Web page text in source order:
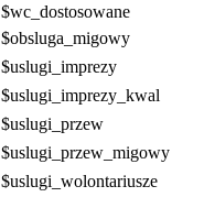
$wc_dostosowane
$obsluga_migowy
$uslugi_imprezy
$uslugi_imprezy_kwal
$uslugi_przew
$uslugi_przew_migowy
$uslugi_wolontariusze